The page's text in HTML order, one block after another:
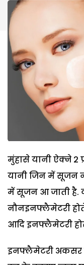
मुंहासे यानी ऐक्ने 2
यानी जिन में सूजन
में सूजन आ जाती है.
नौनइनफ्लैमेटरी
आदि इनफ्लैमेटरी
इनफ्लैमेटरी अकसर